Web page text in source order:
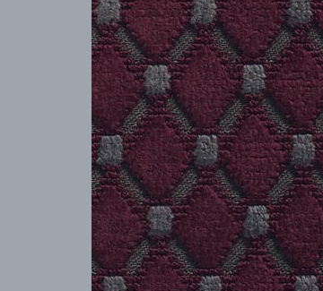
CREATOR
COLLECTIONS
ARCHIVES
CONTACT